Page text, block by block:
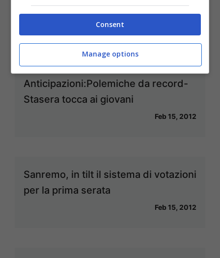
Sanremo 2012
Anticipazioni:Polemiche da record-
Stasera tocca ai giovani
Feb 15, 2012
Sanremo, in tilt il sistema di votazioni
per la prima serata
Feb 15, 2012
Consent
Manage options